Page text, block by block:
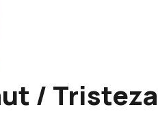
/ Tristeza